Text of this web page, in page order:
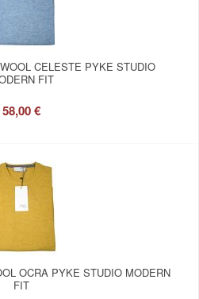
CELESTE PYKE STUDIO
FIT
58,00 €
OCRA PYKE STUDIO MODERN
FIT